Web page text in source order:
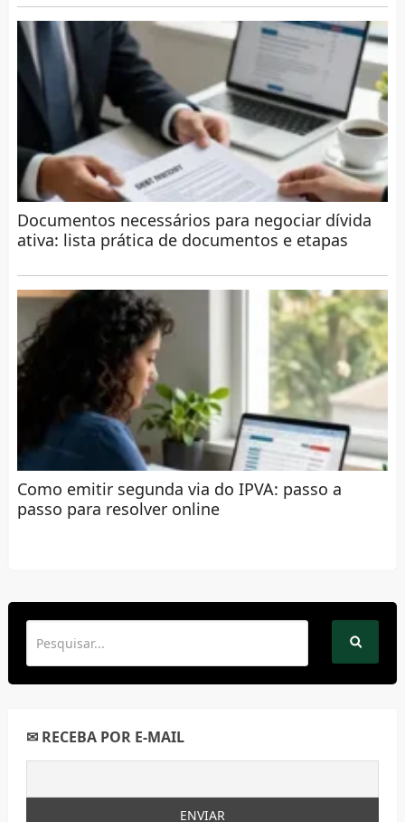
Documentos necessários para negociar dívida
ativa: lista prática de documentos e etapas
Como emitir segunda via do IPVA: passo a
passo para resolver online
✉ RECEBA POR E-MAIL